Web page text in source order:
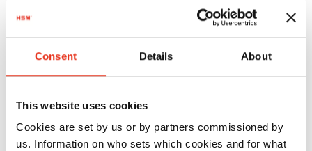
Consent Details About
This website uses cookies
Cookies are set by us or by partners commissioned by
us. Information on who sets which cookies and for what
Productnr.: EAN:
HSM
B32 - 4,5 x
30 mm
1823111 4026631025126